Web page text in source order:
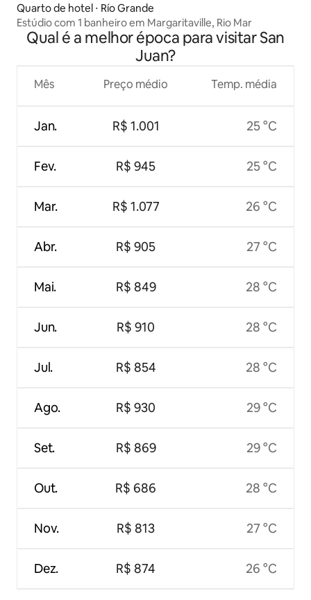
Quarto de hotel ⋅ Río Grande
Estúdio com 1 banheiro em Margaritaville, Rio Mar
Qual é a melhor época para visitar San
Juan?
Mês
Jan.
Fev.
Mar.
Abr.
Mai.
Jun.
Jul.
Ago.
Set.
Out.
Nov.
Dez.
Preço médio
R$ 1.001
R$ 945
R$ 1.077
R$ 905
R$ 849
R$ 910
R$ 854
R$ 930
R$ 869
R$ 686
R$ 813
R$ 874
Temp. média
25 °C
25 °C
26 °C
27 °C
28 °C
28 °C
28 °C
29 °C
29 °C
28 °C
27 °C
26 °C